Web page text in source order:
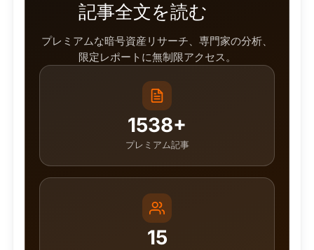
記事全文を読む
プレミアムな暗号資産リサーチ、専門家の分析、
限定レポートに無制限アクセス。
1538+
プレミアム記事
15